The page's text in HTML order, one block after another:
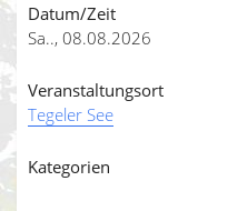
Datum/Zeit
Sa.., 08.08.2026
Veranstaltungsort
Tegeler See
Kategorien